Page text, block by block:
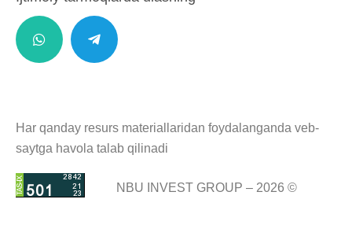
Har qanday resurs materiallaridan foydalanganda veb-
saytga havola talab qilinadi
NBU INVEST GROUP – 2026 ©